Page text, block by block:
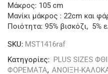
Μάκρος: 105 cm
Μανίκι μάκρος : 22cm και
Ποιότητα: 95% βισκόζι, 5%
SKU: MST1416raf
Κατηγορίες: PLUS SIZES
ΦΟΡΕΜΑΤΑ, ΑΝΟΙΞΗ-